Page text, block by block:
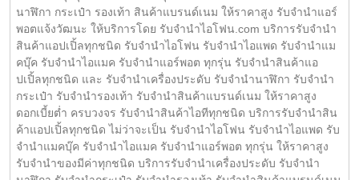
นาฬิกา กระเป๋า รองเท้า สินค้าแบรนด์เนม ให้ราคาสูง รับจำนำแอร์
พอตแจ้งวัฒนะ ให้บริการโดย รับจํานําไอโฟน.com บริการรับจำนำ
สินค้าแอปเปิ้ลทุกชนิด รับจำนำไอโฟน รับจำนำไอแพด รับจำนำแม
คบุ๊ค รับจำนำไอแมค รับจำนำแอร์พอต ทุกรุ่น รับจำนำสินค้าแอ
ปเปิ้ลทุกชนิด และ รับจำนำเครื่องประดับ รับจำนำนาฬิกา รับจำนำ
กระเป๋า รับจำนำรองเท้า รับจำนำสินค้าแบรนด์เนม ให้ราคาสูง
ดอกเบี้ยต่ำ ครบวงจร รับจำนำสินค้าไอทีทุกชนิด บริการรับจำนำสิน
ค้าแอปเปิ้ลทุกชนิด ไม่ว่าจะเป็น รับจำนำไอโฟน รับจำนำไอแพด รับ
จำนำแมคบุ๊ค รับจำนำไอแมค รับจำนำแอร์พอต ทุกรุ่น ให้ราคาสูง
รับจำนำของมีค่าทุกชนิด บริการรับจำนำเครื่องประดับ รับจำนำ